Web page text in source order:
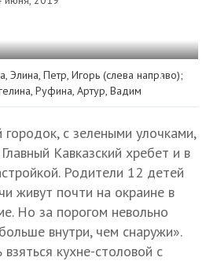
Элина, Петр, Игорь (слева направо);
Руфина, Артур, Вадим
с зелеными улочками,
Кавказский хребет и в
Родители 12 детей
живут почти на окраине в
Но за порогом невольно
внутри, чем снаружи».
кухне-столовой с